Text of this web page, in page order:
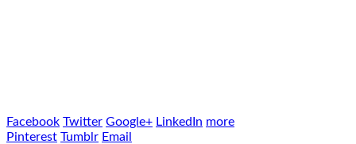
Facebook Twitter Google+ LinkedIn more
Pinterest Tumblr Email